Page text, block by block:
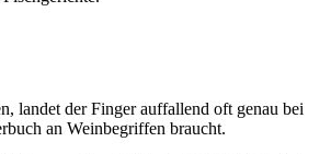
landet der Finger auffallend oft genau bei
an Weinbegriffen braucht.